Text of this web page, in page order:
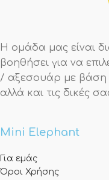
Η ομάδα μας είναι
βοηθήσει για να
/ αξεσουάρ με βάση
αλλά και τις δικές
Mini Elephant
Για εμάς
Όροι Χρήσης